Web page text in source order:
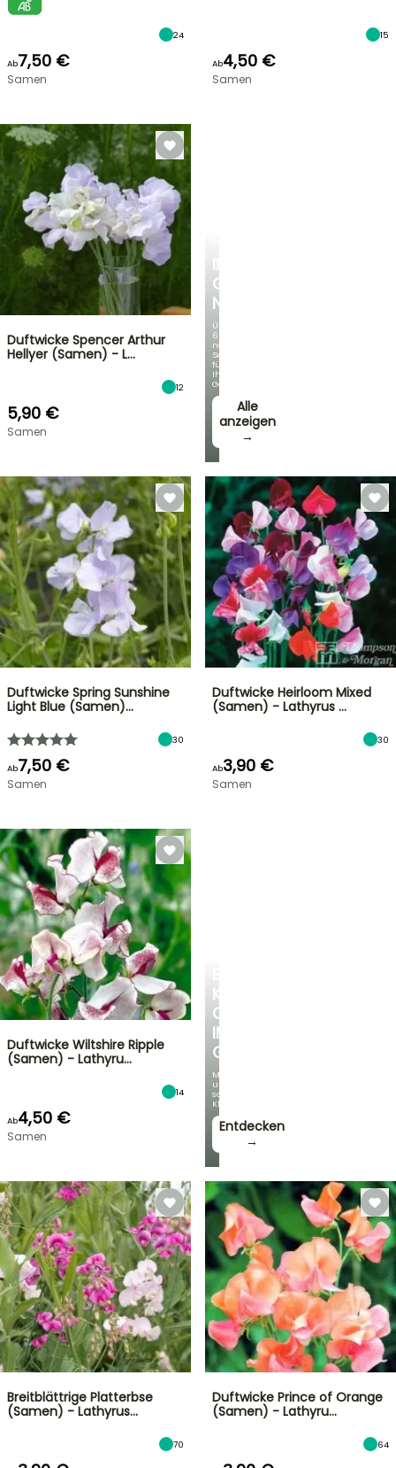
KÜHLE
OASE
IM
GARTEN
Mit
unseren
schönsten
Kletterpflanzen!
Entdecken
→
IRIS
GERMANICA
NEUHEITEN
Über
60
neue
Sorten
für
Ihren
Garten!
Alle
anzeigen
→
24
Ab7,50 €
Samen
15
Ab4,50 €
Samen
Duftwicke Spencer Arthur
Hellyer (Samen) - L…
12
5,90 €
Samen
Duftwicke Spring Sunshine
Light Blue (Samen)…
30
Ab7,50 €
Samen
Duftwicke Heirloom Mixed
(Samen) - Lathyrus …
30
Ab3,90 €
Samen
Duftwicke Wiltshire Ripple
(Samen) - Lathyru…
14
Ab4,50 €
Samen
Breitblättrige Platterbse
(Samen) - Lathyrus…
70
Duftwicke Prince of Orange
(Samen) - Lathyru…
64